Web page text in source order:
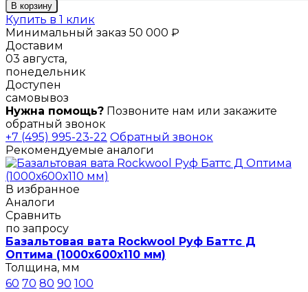
В корзину
Купить в 1 клик
Минимальный заказ 50 000 ₽
Доставим
03 августа,
понедельник
Доступен
самовывоз
Нужна помощь? Позвоните нам или закажите
обратный звонок
+7 (495) 995-23-22 Обратный звонок
Рекомендуемые аналоги
В избранное
Аналоги
Сравнить
по запросу
Базальтовая вата Rockwool Руф Баттс Д
Оптима (1000х600х110 мм)
Толщина, мм
60 70 80 90 100